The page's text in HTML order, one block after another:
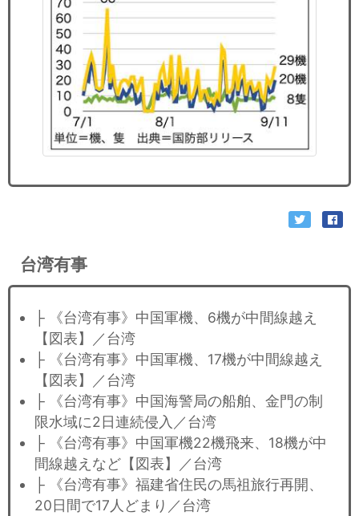
台湾有事
├ 《台湾有事》中国軍機、6機が中間線越え
【図表】／台湾
├ 《台湾有事》中国軍機、17機が中間線越え
【図表】／台湾
├ 《台湾有事》中国海警局の船舶、金門の制
限水域に2日連続侵入／台湾
├ 《台湾有事》中国軍機22機飛来、18機が中
間線越えなど【図表】／台湾
├ 《台湾有事》福建省住民の馬祖旅行再開、
20日間で17人どまり／台湾